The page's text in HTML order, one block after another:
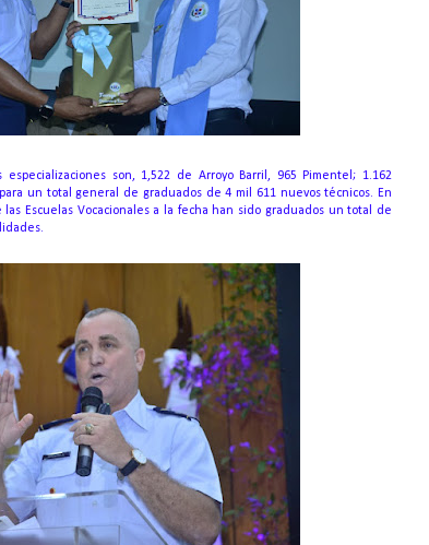
son, 1,522 de Arroyo Barril, 965 Pimentel; 1.162
para un total general de graduados de 4 mil 611 nuevos técnicos. En
Escuelas Vocacionales a la fecha han sido graduados un total de